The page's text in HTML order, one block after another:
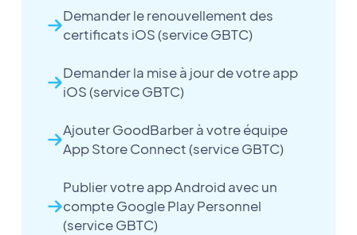
Demander le renouvellement des
certificats iOS (service GBTC)
Demander la mise à jour de votre app
iOS (service GBTC)
Ajouter GoodBarber à votre équipe
App Store Connect (service GBTC)
Publier votre app Android avec un
compte Google Play Personnel
(service GBTC)